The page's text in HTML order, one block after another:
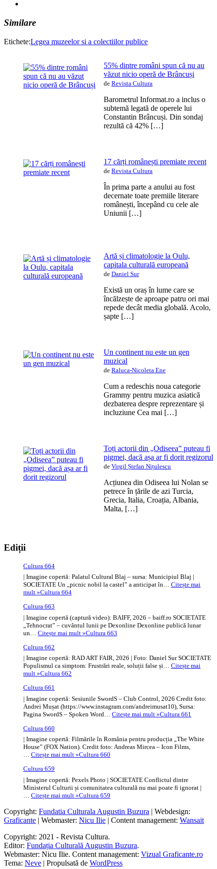
Similare
Etichete:Legea muzeelor si a colectiilor publice
55% dintre români spun că nu au
văzut nicio operă de Brâncuși
de Revista Cultura
Barometrul Informat.ro a inclus o
subtemă legată de operele lui
Constantin Brâncuși. Din sondaj
rezultă că 42% […]
17 cărți românești premiate recent
de Revista Cultura
În prima parte a anului au fost
decernate toate premiile literare
românești, începând cu cele ale
Uniunii […]
Artă și climatologie la Oulu,
capitala culturală europeană
de Daniel Sur
Există un oraș în lume care se
încălzește de aproape patru ori mai
repede decât media globală. Acolo,
șapte […]
Un continent nu este un gen
muzical
de Raluca-Nicoleta Ene
Cum a redeschis noua categorie
Grammy pentru muzica asiatică
dezbaterea despre reprezentare și
incluziune Cea mai […]
Toți actorii din „Odiseea” puteau fi
pigmei, dacă așa ar fi dorit regizorul
de Virgil Ștefan Nițulescu
Acțiunea din Odiseea lui Nolan se
petrece în țările de azi Turcia,
Grecia, Italia, Croația, Albania,
Malta, […]
Ediții
Cultura 664
| Imagine copertă: Palatul Cultural Blaj – sursa: Municipiul Blaj |
SOCIETATE Un „picnic nobil la castel” a anticipat în… Citește mai
mult »Cultura 664
Cultura 663
| Imagine copertă (captură video): BAIFF, 2026 – baiff.ro SOCIETATE
„Tehnocrat” – cuvântul lunii pe Dexonline Dexonline publică lunar
un… Citește mai mult »Cultura 663
Cultura 662
| Imagine copertă: RAD ART FAIR, 2026 | Foto: Daniel Sur SOCIETATE
Populismul ca simptom: Frustrări reale, soluții false și… Citește mai
mult »Cultura 662
Cultura 661
| Imagine copertă: Sesiunile SwordS – Club Control, 2026 Credit foto:
Andrei Mușat (https://www.instagram.com/andreimusat10), Sursa:
Pagina SwordS – Spoken Word… Citește mai mult »Cultura 661
Cultura 660
| Imagine copertă: Filmările în România pentru producția „The White
House” (FOX Nation). Credit foto: Andreas Mircea – Icon Films,
… Citește mai mult »Cultura 660
Cultura 659
| Imagine copertă: Pexels Photo | SOCIETATE Conflictul dintre
Ministerul Culturii și comunitatea culturală nu mai poate fi ignorat |
Citește mai mult »Cultura 659
Copyright: Fundatia Culturala Augustin Buzura | Webdesign:
Graficante | Webmaster: Nicu Ilie | Content management: Wansait
Copyright: 2021 - Revista Cultura.
Editor: Fundația Culturală Augustin Buzura.
Webmaster: Nicu Ilie. Content management: Vizual Graficante.ro
Tema: Neve | Propulsată de WordPress